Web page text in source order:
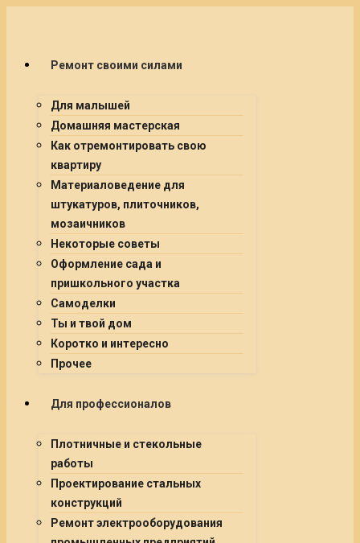
Ремонт своими силами
Для малышей
Домашняя мастерская
Как отремонтировать свою
квартиру
Материаловедение для
штукатуров, плиточников,
мозаичников
Некоторые советы
Оформление сада и
пришкольного участка
Самоделки
Ты и твой дом
Коротко и интересно
Прочее
Для профессионалов
Плотничные и стекольные
работы
Проектирование стальных
конструкций
Ремонт электрооборудования